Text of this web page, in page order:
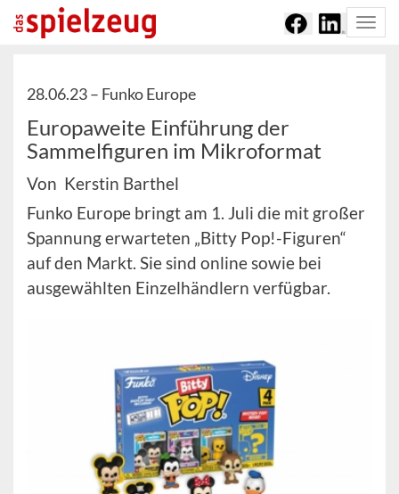
28.06.23 – Funko Europe
Europaweite Einführung der
Sammelfiguren im Mikroformat
Von Kerstin Barthel
Funko Europe bringt am 1. Juli die mit großer
Spannung erwarteten „Bitty Pop!-Figuren“
auf den Markt. Sie sind online sowie bei
ausgewählten Einzelhändlern verfügbar.